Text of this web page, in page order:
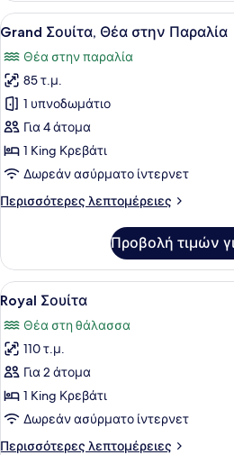
Υπνοδωμάτια
(Garden)
Προβολή
όλων
των
φωτογραφιών
για
Grand
Σουίτα,
Θέα
Παραλία
Ένα
5
Grand Σουίτα, Θέα στην Παραλία
Θέα στην παραλία
85 τ.μ.
1 υπνοδωμάτιο
Για 4 άτομα
1 King Κρεβάτι
Δωρεάν ασύρματο ίντερνετ
Περισσότερες λεπτομέρειες
Περισσότερες
Σουίτα,
Θέα
στην
Παραλία
Προβολή τιμών
Προβολή
όλων
των
φωτογραφιών
για
Royal
Σουίτα
Ένα
6
Royal Σουίτα
Θέα στη θάλασσα
110 τ.μ.
Για 2 άτομα
1 King Κρεβάτι
Δωρεάν ασύρματο ίντερνετ
Περισσότερες λεπτομέρειες
Περισσότερες